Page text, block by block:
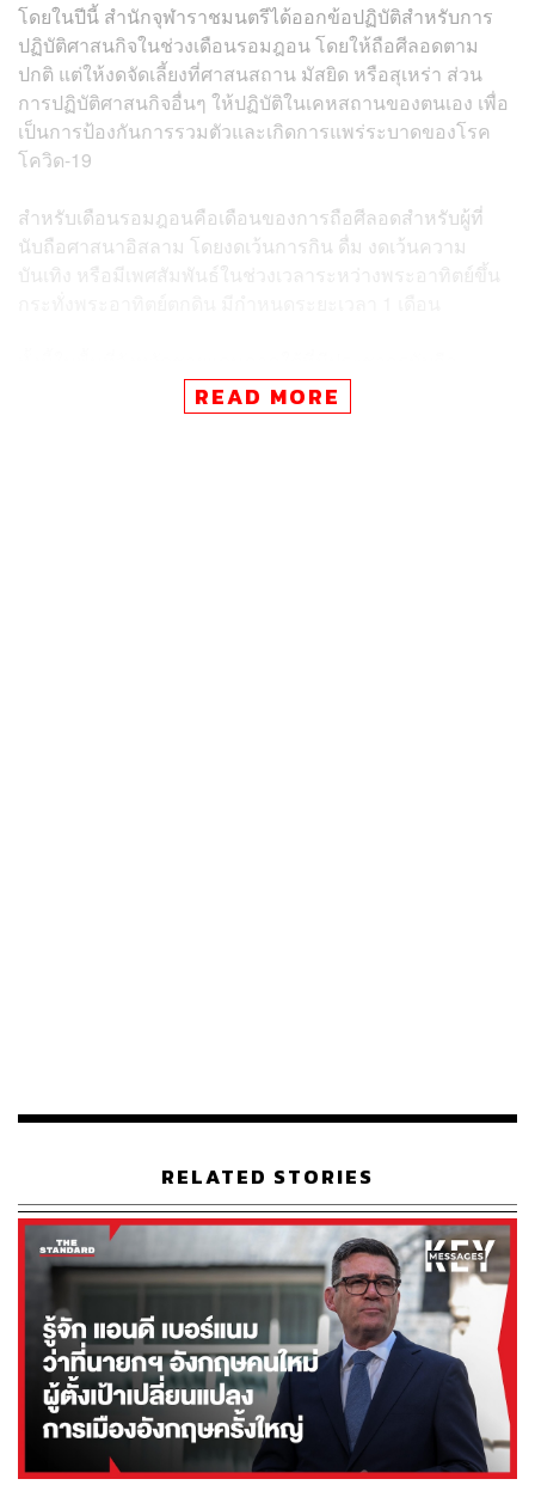
โดยในปีนี้ สำนักจุฬาราชมนตรีได้ออกข้อปฏิบัติสำหรับการ
ปฏิบัติศาสนกิจในช่วงเดือนรอมฎอน โดยให้ถือศีลอดตาม
ปกติ แต่ให้งดจัดเลี้ยงที่ศาสนสถาน มัสยิด หรือสุเหร่า ส่วน
การปฏิบัติศาสนกิจอื่นๆ ให้ปฏิบัติในเคหสถานของตนเอง เพื่อ
เป็นการป้องกันการรวมตัวและเกิดการแพร่ระบาดของโรค
โควิด-19
สำหรับเดือนรอมฎอนคือเดือนของการถือศีลอดสำหรับผู้ที่
นับถือศาสนาอิสลาม โดยงดเว้นการกิน ดื่ม งดเว้นความ
บันเทิง หรือมีเพศสัมพันธ์ในช่วงเวลาระหว่างพระอาทิตย์ขึ้น
ศาสนาอิสลามอยู่จำนวนมาก ได้เตรียมความพร้อมมาตรการ
ต่างๆ ทั้งการผ่อนปรนให้มีการเปิดตลาดได้ แต่มีเงื่อนไขต่างๆ
READ MORE
RELATED STORIES